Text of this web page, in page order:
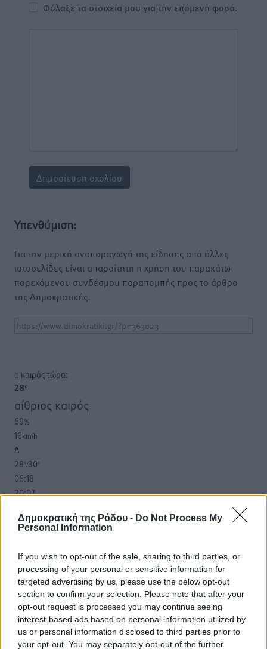
Δημοκρατική της Ρόδου - Do Not Process My
Personal Information
If you wish to opt-out of the sale, sharing to third parties, or
processing of your personal or sensitive information for
targeted advertising by us, please use the below opt-out
section to confirm your selection. Please note that after your
opt-out request is processed you may continue seeing
interest-based ads based on personal information utilized by
us or personal information disclosed to third parties prior to
your opt-out. You may separately opt-out of the further
Φύλαξε τα στοιχεία μου για την επόμενη φορά.
Υπενθύμιση:
Για την μερική αναπαραγωγή της είδησης από άλλες
ιστοσελίδες είναι απαραίτητη η χρήση του παρακάτω
παρεχόμενου συνδέσμου παραπομπής προς το άρθρο
της Δημοκρατικής.
o καιρός τώρα:
28°
αίθριος καιρός
69%
16km/h
Δ
28°/30°
06:18
20:07
31°
29°
ΔΕ
29°
ΤΡ